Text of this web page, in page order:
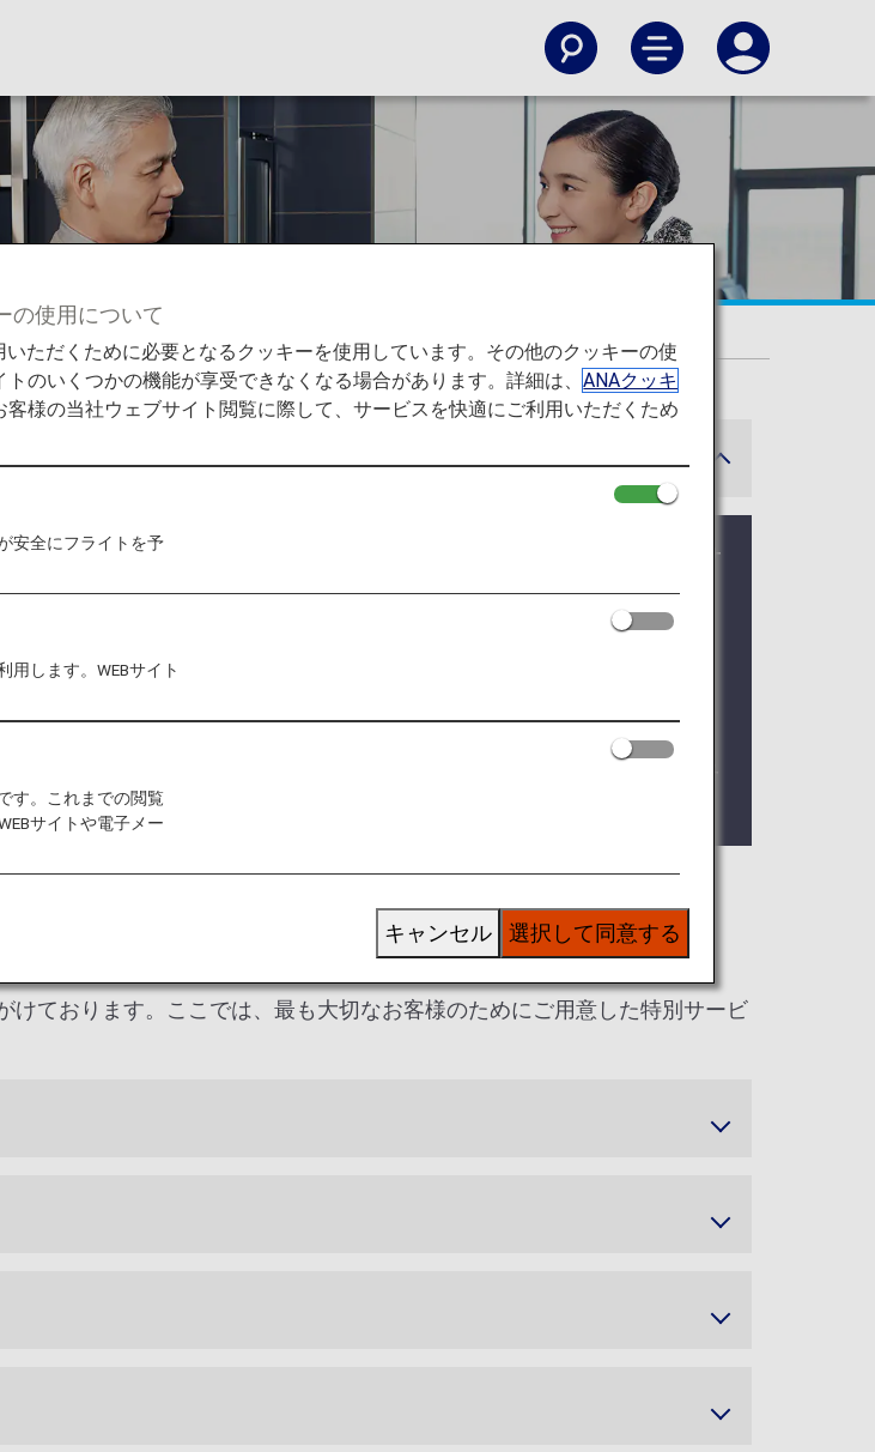
レミアムメンバー特典 ANAのおもてなし体験
の場合、ANA以外の運航便ではご登録いただいたプレミアムメンバーサ
便をおかけいたしますが、プレミアムメンバーサービス特典ご利用時は
リニューアルを実施いたします。
確認ください。
終了についてをご確認ください。
い
ております。ここでは、最も大切なお客様のためにご用意した特別サービ
の使用について
ただくために必要となるクッキーを使用しています。その他のクッキーの使
のいくつかの機能が享受できなくなる場合があります。詳細は、ANAクッキ
様の当社ウェブサイト閲覧に際して、サービスを快適にご利用いただくため
安全にフライトを予
用します。WEBサイト
す。これまでの閲覧
サイトや電子メー
選択して同意する
キャンセル